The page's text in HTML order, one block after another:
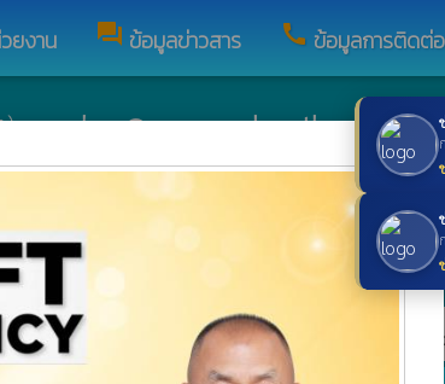
ยงาน forum ข้อมูลข่าวสาร call ข้อมูลการติดต่อ
) :saraban@nongwank.go.th
ลกลาง : saraban@nongwank.go.th
พท์ : 043-840961 โทรสาร : 043-
นโยบายเว็บไซต์ นโยบายการคุ้มครองข้อมูลส่วนบุคคล
×